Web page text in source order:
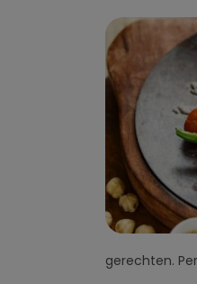
gerechten.